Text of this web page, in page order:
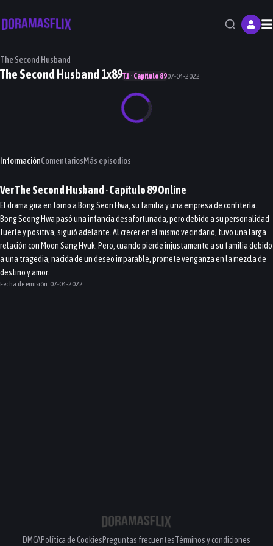
The Second Husband
The Second Husband 1x89T1 · Capítulo 8907-04-2022
InformaciónComentariosMás episodios
VerThe Second Husband· Capítulo89Online
El drama gira en torno a Bong Seon Hwa, su familia y una empresa de confitería.
Bong Seong Hwa pasó una infancia desafortunada, pero debido a su personalidad
fuerte y positiva, siguió adelante. Al crecer en el mismo vecindario, tuvo una larga
relación con Moon Sang Hyuk. Pero, cuando pierde injustamente a su familia debido
a una tragedia, nacida de un deseo imparable, promete venganza en la mezcla de
destino y amor.
Fecha de emisión: 07-04-2022
DMCAPolítica de CookiesPreguntas frecuentesTérminos y condiciones